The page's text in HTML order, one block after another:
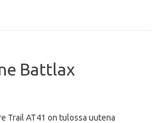
Battlax
Trail AT41 on tulossa uutena